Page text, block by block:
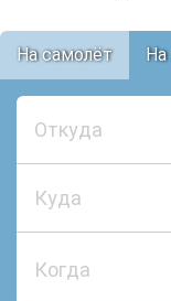
На самолёт На
Когда